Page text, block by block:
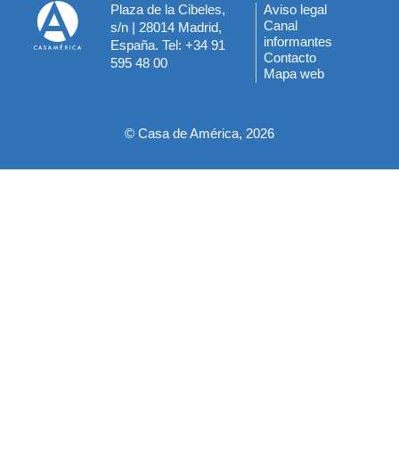
Plaza de la Cibeles,
s/n | 28014 Madrid,
España. Tel: +34 91
595 48 00
Menú
del
pie
Aviso legal
Canal
informantes
Contacto
Mapa web
© Casa de América, 2026